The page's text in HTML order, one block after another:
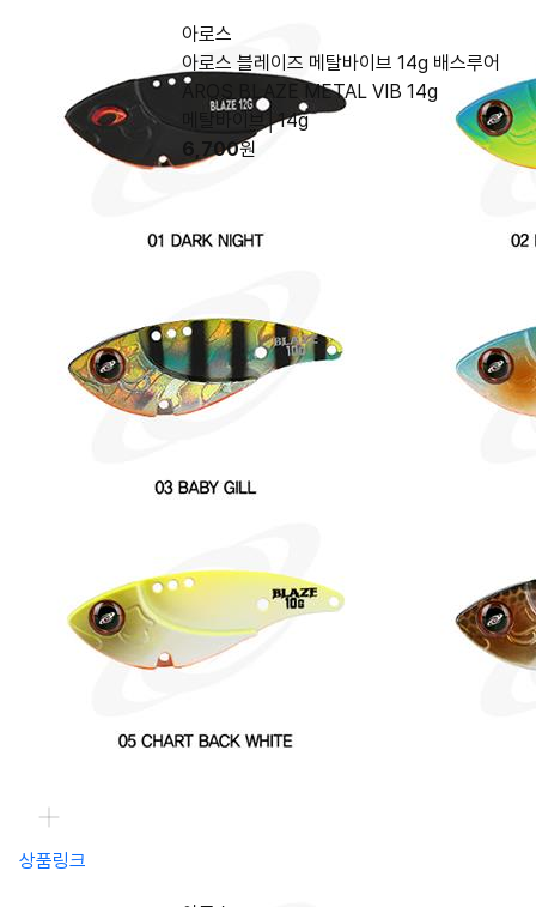
아로스
아로스 블레이즈 메탈바이브 14g 배스루어
AROS BLAZE METAL VIB 14g
메탈바이브│14g
6,700원
상품링크